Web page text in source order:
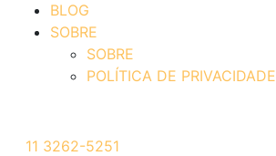
BLOG
SOBRE
SOBRE
POLÍTICA DE PRIVACIDADE
11 3262-5251